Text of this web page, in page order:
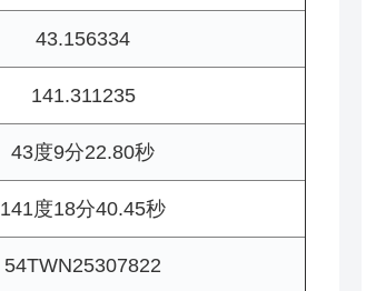
43.156334
141.311235
43度9分22.80秒
141度18分40.45秒
54TWN25307822